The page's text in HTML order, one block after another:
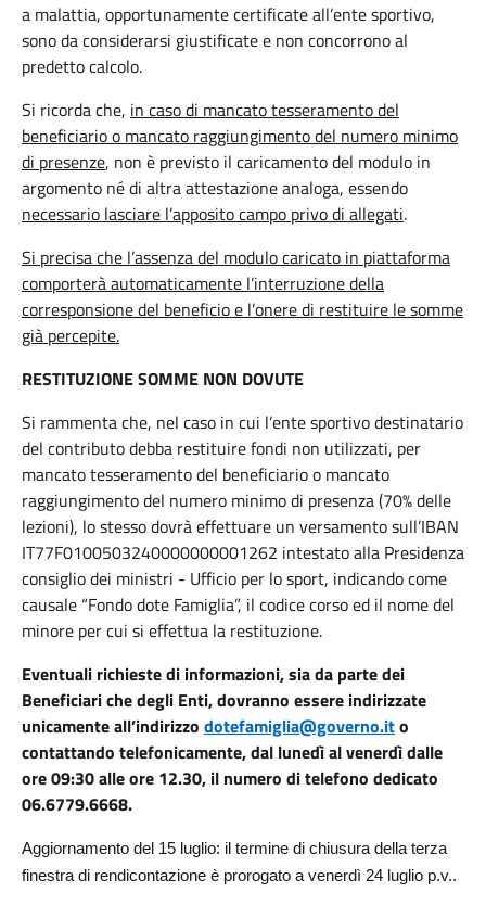
a malattia, opportunamente certificate all’ente sportivo,
sono da considerarsi giustificate e non concorrono al
predetto calcolo.
Si ricorda che, in caso di mancato tesseramento del
beneficiario o mancato raggiungimento del numero minimo
di presenze, non è previsto il caricamento del modulo in
argomento né di altra attestazione analoga, essendo
necessario lasciare l’apposito campo privo di allegati.
Si precisa che l’assenza del modulo caricato in piattaforma
comporterà automaticamente l’interruzione della
corresponsione del beneficio e l’onere di restituire le somme
già percepite.
RESTITUZIONE SOMME NON DOVUTE
Si rammenta che, nel caso in cui l’ente sportivo destinatario
del contributo debba restituire fondi non utilizzati, per
mancato tesseramento del beneficiario o mancato
raggiungimento del numero minimo di presenza (70% delle
lezioni), lo stesso dovrà effettuare un versamento sull’IBAN
IT77F0100503240000000001262 intestato alla Presidenza
consiglio dei ministri - Ufficio per lo sport, indicando come
causale “Fondo dote Famiglia”, il codice corso ed il nome del
minore per cui si effettua la restituzione.
Eventuali richieste di informazioni, sia da parte dei
Beneficiari che degli Enti, dovranno essere indirizzate
unicamente all’indirizzo dotefamiglia@governo.ito
contattando telefonicamente, dal lunedì al venerdì dalle
ore 09:30 alle ore 12.30, il numero di telefono dedicato
06.6779.6668.
Aggiornamento del 15 luglio: il termine di chiusura della terza
finestra di rendicontazione è prorogato a venerdì 24 luglio p.v..